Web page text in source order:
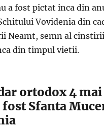
a fost pictat inca din
Vovidenia din
Neamt, semn al cinstirii
din timpul vietii.
ortodox 4
fost Sfanta